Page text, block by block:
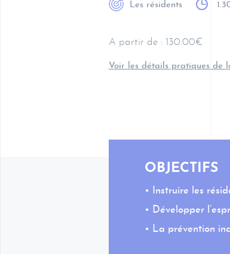
Les résidents
A partir de : 130.00€
Voir les détails pratiques de
OBJECTIFS
Instruire les
Développer
La prévention